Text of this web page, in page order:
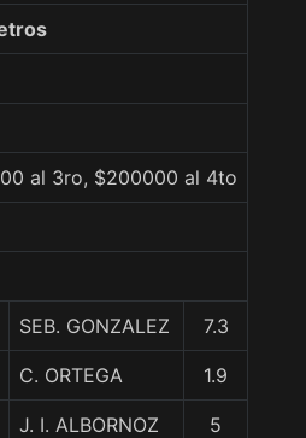
al 3ro, $200000 al 4to
SEB. GONZALEZ 7.3
C. ORTEGA 1.9
J. I. ALBORNOZ 5